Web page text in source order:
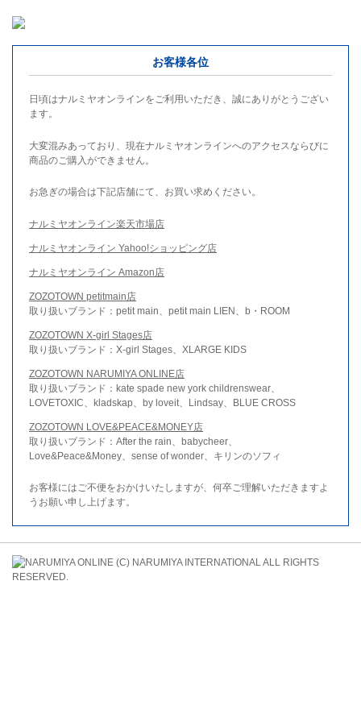
お客様各位
日頃はナルミヤオンラインをご利用いただき、誠にありがとうござい
ます。
大変混みあっており、現在ナルミヤオンラインへのアクセスならびに
商品のご購入ができません。
お急ぎの場合は下記店舗にて、お買い求めください。
ナルミヤオンライン楽天市場店
ナルミヤオンライン Yahoo!ショッピング店
ナルミヤオンライン Amazon店
ZOZOTOWN petitmain店
取り扱いブランド：petit main、petit main LIEN、b・ROOM
ZOZOTOWN X-girl Stages店
取り扱いブランド：X-girl Stages、XLARGE KIDS
ZOZOTOWN NARUMIYA ONLINE店
取り扱いブランド：kate spade new york childrenswear、
LOVETOXIC、kladskap、by loveit、Lindsay、BLUE CROSS
ZOZOTOWN LOVE&PEACE&MONEY店
取り扱いブランド：After the rain、babycheer、
Love&Peace&Money、sense of wonder、キリンのソフィ
お客様にはご不便をおかけいたしますが、何卒ご理解いただきますよ
うお願い申し上げます。